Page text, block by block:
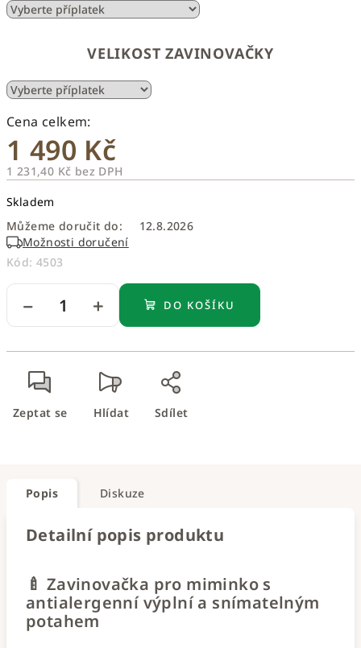
VELIKOST ZAVINOVAČKY
1 490 Kč
1 231,40 Kč bez DPH
cena:
Skladem
Můžeme doručit do:
12.8.2026
Možnosti doručení
Kód: 4503
+
− DO KOŠÍKU
Zeptat se Hlídat Sdílet
Popis Diskuze
Detailní popis produktu
🍼 Zavinovačka pro miminko s
antialergenní výplní a snímatelným
potahem